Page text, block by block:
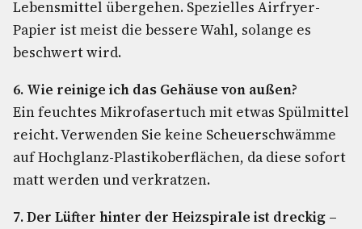
Lebensmittel übergehen. Spezielles Airfryer-
Papier ist meist die bessere Wahl, solange es
beschwert wird.
6. Wie reinige ich das Gehäuse von außen?
Ein feuchtes Mikrofasertuch mit etwas Spülmittel
reicht. Verwenden Sie keine Scheuerschwämme
auf Hochglanz-Plastikoberflächen, da diese sofort
matt werden und verkratzen.
7. Der Lüfter hinter der Heizspirale ist dreckig –